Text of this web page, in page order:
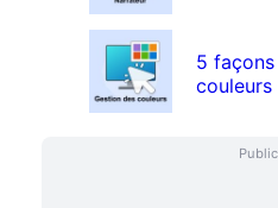
5 façons
couleurs